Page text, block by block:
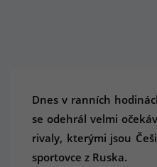
Dnes v ranních
se odehrál velmi
rivaly, kterými jsou
sportovce z Ruska.